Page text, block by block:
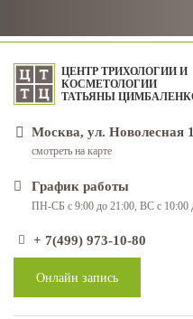
ЦЕНТР ТРИХОЛОГИИ И
КОСМЕТОЛОГИИ
ТАТЬЯНЫ
Москва, ул. Новолесная
смотреть на карте
График работы
ПН-СБ с 9:00 до 21:00, ВС с 10:00
+ 7(499) 973-10-80
Онлайн запись